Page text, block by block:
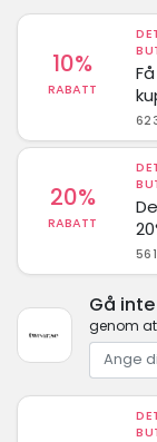
10%
RABATT
20%
RABATT
Gå
genom